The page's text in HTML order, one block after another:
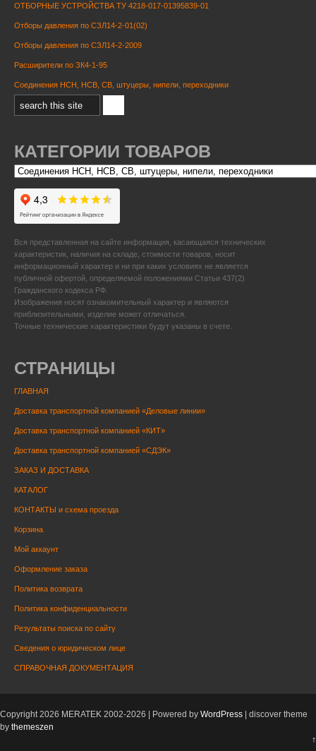
ОТБОРНЫЕ УСТРОЙСТВА ТУ 4218-017-01395839-01
Отборы давления по СЗЛ14-2-01(02)
Отборы давления по СЗЛ14-2-2009
Расширители по ЗК4-1-95
Соединения НСН, НСВ, СВ, штуцеры, нипели, переходники
КАТЕГОРИИ ТОВАРОВ
Вся представленная на сайте информация, касающаяся технических
характеристик, наличия на складе, стоимости товаров, носит
информационный характер и ни при каких условиях не является
публичной офертой, определяемой положениями Статьи 437(2)
Гражданского кодекса РФ.
Изображения носят ознакомительный характер и являются
приблизительными, изделие может отличаться.
Точные технические характеристики будут указаны в счете.
СТРАНИЦЫ
ГЛАВНАЯ
Доставка транспортной компанией «Деловые линии»
Доставка транспортной компанией «КИТ»
Доставка транспортной компанией «СДЭК»
ЗАКАЗ И ДОСТАВКА
КАТАЛОГ
КОНТАКТЫ и схема проезда
Корзина
Мой аккаунт
Оформление заказа
Политика возврата
Политика конфиденциальности
Результаты поиска по сайту
Сведения о юридическом лице
СПРАВОЧНАЯ ДОКУМЕНТАЦИЯ
Copyright 2026 MERATEK 2002-2026 | Powered by WordPress | discover theme
by themeszen
↑